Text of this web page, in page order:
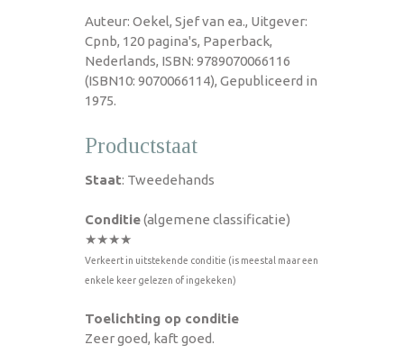
Auteur: Oekel, Sjef van ea., Uitgever:
Cpnb, 120 pagina's, Paperback,
Nederlands, ISBN: 9789070066116
(ISBN10: 9070066114), Gepubliceerd in
1975.
Productstaat
Staat: Tweedehands
Conditie(algemene classificatie)
★★★★
Verkeert in uitstekende conditie (is meestal maar een
enkele keer gelezen of ingekeken)
Toelichting op conditie
Zeer goed, kaft goed.